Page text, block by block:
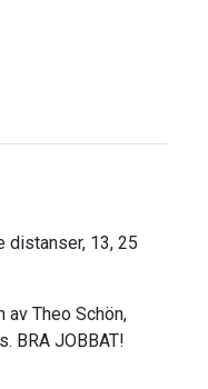
distanser, 13, 25
Theo Schön,
BRA JOBBAT!